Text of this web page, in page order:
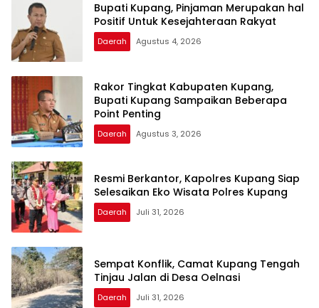
Bupati Kupang, Pinjaman Merupakan hal
Positif Untuk Kesejahteraan Rakyat
Daerah Agustus 4, 2026
Rakor Tingkat Kabupaten Kupang,
Bupati Kupang Sampaikan Beberapa
Point Penting
Daerah Agustus 3, 2026
Resmi Berkantor, Kapolres Kupang Siap
Selesaikan Eko Wisata Polres Kupang
Daerah Juli 31, 2026
Sempat Konflik, Camat Kupang Tengah
Tinjau Jalan di Desa Oelnasi
Daerah Juli 31, 2026